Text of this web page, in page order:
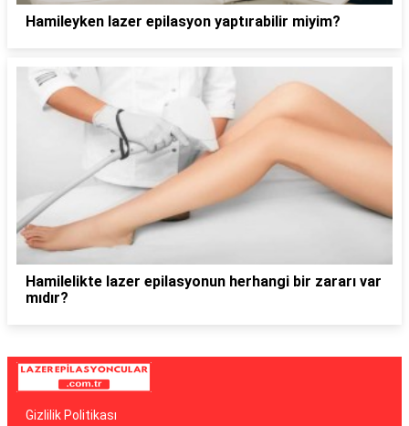
Hamileyken lazer epilasyon yaptırabilir miyim?
Hamilelikte lazer epilasyonun herhangi bir zararı var
mıdır?
Gizlilik Politikası